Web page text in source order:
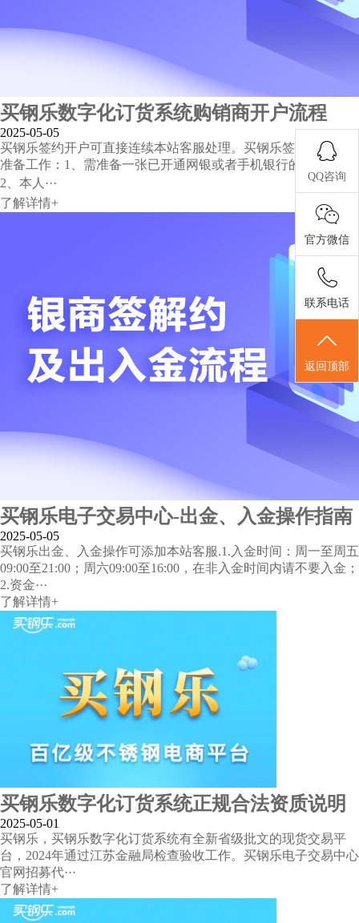
买钢乐数字化订货系统购销商开户流程
2025-05-05
买钢乐签约开户可直接连续本站客服处理。买钢乐签约、开户前
准备工作：1、需准备一张已开通网银或者手机银行的银行卡；
2、本人···
了解详情+
买钢乐电子交易中心-出金、入金操作指南
2025-05-05
买钢乐出金、入金操作可添加本站客服.1.入金时间：周一至周五
09:00至21:00；周六09:00至16:00，在非入金时间内请不要入金；
2.资金···
了解详情+
买钢乐数字化订货系统正规合法资质说明
2025-05-01
买钢乐，买钢乐数字化订货系统有全新省级批文的现货交易平
台，2024年通过江苏金融局检查验收工作。买钢乐电子交易中心
官网招募代···
了解详情+
QQ咨询
官方微信
联系电话
返回顶部